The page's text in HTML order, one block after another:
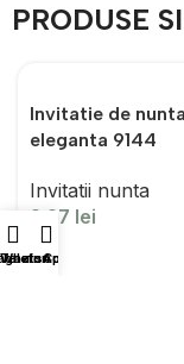
PRODUSE
Invitatie de nunta
eleganta 9144
Invitatii nunta
2.27 lei
Telefon
WhatsApp
Coș